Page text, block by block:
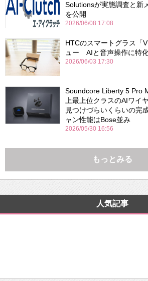
Solutionsが実態調査と新
を公開
2026/06/08 17:08
HTCのスマートグラス「
ュー AIと音声操作に特
2026/06/03 17:30
Soundcore Liberty 5 Pro
上最上位クラスのAIワイ
見つけづらいくらいの
ャン性能はBose並み
2026/05/30 16:56
もっとみる
人気記事